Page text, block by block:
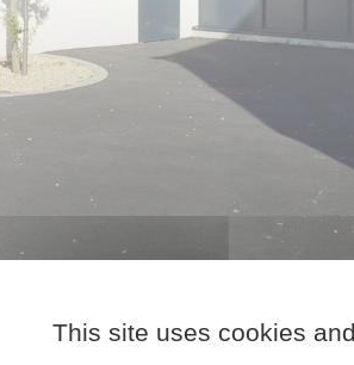
This site uses cookies